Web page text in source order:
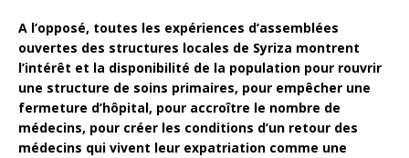
A l’opposé, toutes les expériences d’assemblées
ouvertes des structures locales de Syriza montrent
l’intérêt et la disponibilité de la population pour rouvrir
une structure de soins primaires, pour empêcher une
fermeture d’hôpital, pour accroître le nombre de
médecins, pour créer les conditions d’un retour des
médecins qui vivent leur expatriation comme une